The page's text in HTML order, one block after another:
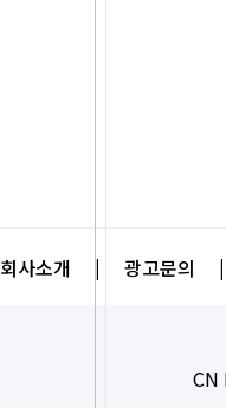
회사소개 | 광고문의 |